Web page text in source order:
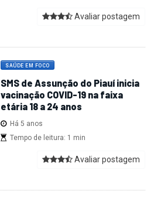
Avaliar postagem
SAÚDE EM FOCO
SMS de Assunção do Piauí inicia
vacinação COVID-19 na faixa
etária 18 a 24 anos
Há 5 anos
Tempo de leitura: 1 min
Avaliar postagem